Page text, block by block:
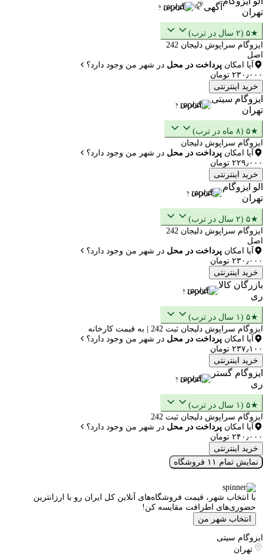
تهران
آگهی گزارش
★۵ (۲ سال در ترب)
ایزوگام سراپوش دلیجان 242
اصل
آیا امکان پرداخت در محل در شهر من وجود دارد؟
۲۳۰٫۰۰۰ تومان
خرید اینترنتی
ایزوگام سیتی
تهران
گزارش
★۵ (۸ ماه در ترب)
ایزوگام سراپوش دلیجان
آیا امکان پرداخت در محل در شهر من وجود دارد؟
۲۲۹٫۰۰۰ تومان
خرید اینترنتی
الو ایزوگام
تهران
گزارش
★۵ (۲ سال در ترب)
ایزوگام سراپوش دلیجان 242
اصل
آیا امکان پرداخت در محل در شهر من وجود دارد؟
۲۳۰٫۰۰۰ تومان
خرید اینترنتی
بازرگان کالا
ری
گزارش
★۵ (۱ سال در ترب)
ایزوگام سراپوش دلیجان ثبت 242 | به قیمت کارخانه
آیا امکان پرداخت در محل در شهر من وجود دارد؟
۲۳۷٫۱۰۰ تومان
خرید اینترنتی
ایزوگام گستر
ری
گزارش
★۵ (۱ سال در ترب)
ایزوگام سراپوش دلیجان ثبت 242
آیا امکان پرداخت در محل در شهر من وجود دارد؟
۲۴۰٫۰۰۰ تومان
خرید اینترنتی
نمایش تمام ۱۱ فروشگاه
با انتخاب شهر، قیمت فروشگاه‌های آنلاین کل ایران رو با ارزانترین
حضوری‌های اطرافت مقایسه کن!
انتخاب شهر من
ایزوگام سیتی
تهران